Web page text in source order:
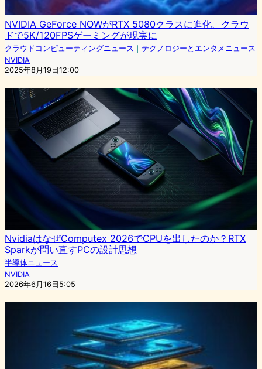
NVIDIA GeForce NOWがRTX 5080クラスに進化、クラウ
ドで5K/120FPSゲーミングが現実に
クラウドコンピューティングニュース ｜ テクノロジーとエンタメニュース
NVIDIA
2025年8月19日12:00
NvidiaはなぜComputex 2026でCPUを出したのか？RTX
Sparkが問い直すPCの設計思想
半導体ニュース
NVIDIA
2026年6月16日5:05